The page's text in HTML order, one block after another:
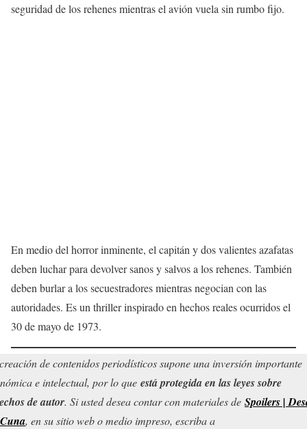
seguridad de los rehenes mientras el avión vuela sin rumbo fijo.
En medio del horror inminente, el capitán y dos valientes azafatas
deben luchar para devolver sanos y salvos a los rehenes. También
deben burlar a los secuestradores mientras negocian con las
autoridades. Es un thriller inspirado en hechos reales ocurridos el
30 de mayo de 1973.
de contenidos periodísticos supone una inversión importante
e intelectual, por lo que está protegida en las leyes sobre
de autor. Si usted desea contar con materiales de Spoilers |
, en su sitio web o medio impreso, escriba a